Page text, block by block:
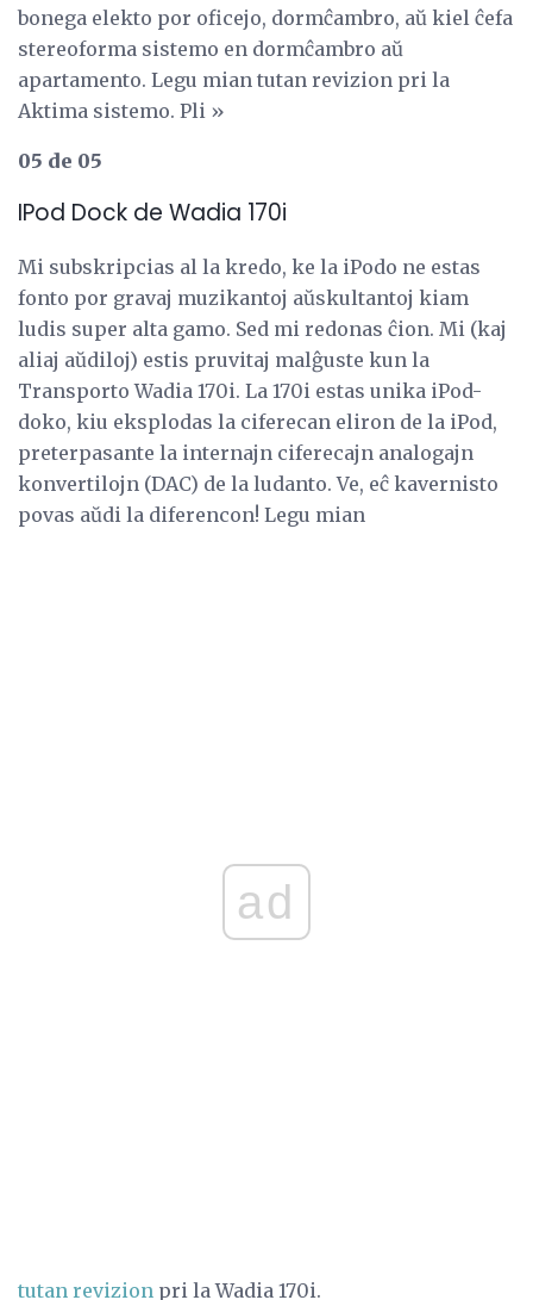
bonega elekto por oficejo, dormĉambro, aŭ kiel ĉefa
stereoforma sistemo en dormĉambro aŭ
apartamento. Legu mian tutan revizion pri la
Aktima sistemo. Pli »
05 de 05
IPod Dock de Wadia 170i
Mi subskripcias al la kredo, ke la iPodo ne estas
fonto por gravaj muzikantoj aŭskultantoj kiam
ludis super alta gamo. Sed mi redonas ĉion. Mi (kaj
aliaj aŭdiloj) estis pruvitaj malĝuste kun la
Transporto Wadia 170i. La 170i estas unika iPod-
doko, kiu eksplodas la ciferecan eliron de la iPod,
preterpasante la internajn ciferecajn analogajn
konvertilojn (DAC) de la ludanto. Ve, eĉ kavernisto
povas aŭdi la diferencon! Legu mian
ad
tutan revizion pri la Wadia 170i.